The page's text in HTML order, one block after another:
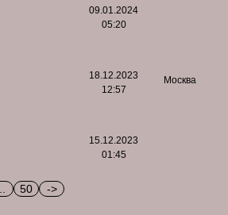
09.01.2024
05:20
18.12.2023
12:57
Москва
15.12.2023
01:45
50 ->